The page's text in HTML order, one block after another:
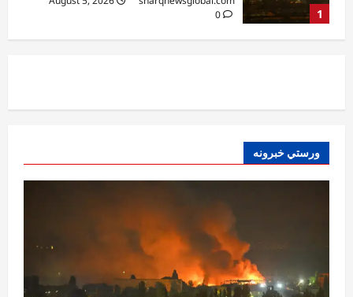
2
0
sharqnewsglobal.com
0
افغانستان
خلیلزاد: پاکستان له جدي اقتصادي، امنیتي او
سیاسي ستونزو سره مخ دی
ورستي خبرونه